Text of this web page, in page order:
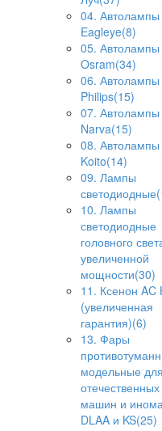
04. Автолампы
Eagleye(8)
05. Автолампы
Osram(34)
06. Автолампы
Philips(15)
07. Автолампы
Narva(15)
08. Автолампы
Koito(14)
09. Лампы
10. Лампы
светодиодные
головного
увеличенной
мощности(30)
11. Ксенон AC
(увеличенная
гарантия)(6)
13. Фары
модельные для
отечественных
машин и
DLAA и KS(25)